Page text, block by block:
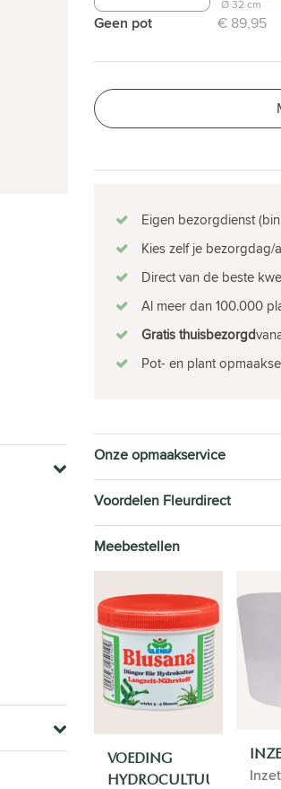
Geen pot € 89,95
Ø 32 cm
Eigen bezorgdienst
Kies zelf je
Direct van de beste
Al meer dan 100.000
Gratis thuisbezorgd
Pot- en plant
Onze opmaakservice
Voordelen Fleurdirect
Meebestellen
VOEDING
HYDROCULTUUR